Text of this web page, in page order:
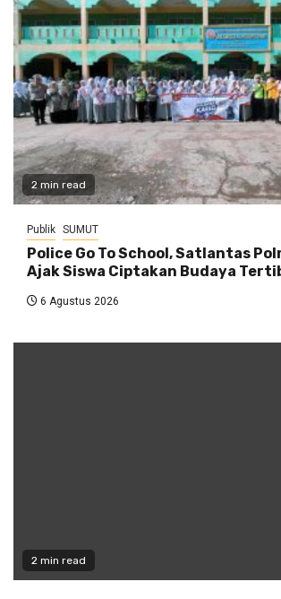
2 min read
Publik SUMUT
Police Go To School, Satlantas
Ajak Siswa Ciptakan Budaya
6 Agustus 2026
2 min read